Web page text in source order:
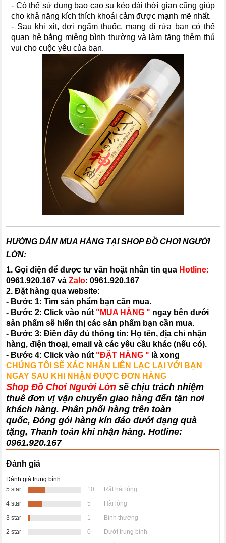
- Có thể sử dụng bao cao su kéo dài thời gian cũng giúp
cho khả năng kích thích khoái cảm được mạnh mẽ nhất.
- Sau khi xịt, đợi ngấm thuốc, mang đi rửa bạn có thể
quan hệ bằng miệng bình thường và làm tăng thêm thú
vui cho cuộc yêu của bạn.
HƯỚNG DẪN MUA HÀNG TẠI SHOP ĐỒ CHƠI NGƯỜI
LỚN:
1. Gọi điện để được tư vấn hoặt nhắn tin qua Hotline:
0961.920.167 vàZalo:0961.920.167
2. Đặt hàng qua website:
- Bước 1: Tìm sản phẩm bạn cần mua.
- Bước 2: Click vào nút "MUA HÀNG " ngay bên dưới
sản phẩm sẽ hiển thị các sản phẩm bạn cần mua.
- Bước 3: Điền đầy đủ thông tin: Họ tên, địa chỉ nhận
hàng, điện thoại, email và các yêu cầu khác (nếu có).
- Bước 4: Click vào nút "ĐẶT HÀNG " là xong
CHÚNG TÔI SẼ XÁC NHẬN LIÊN LẠC LẠI VỚI BẠN
NGAY SAU KHI NHẬN ĐƯỢC ĐƠN HÀNG
Shop Đồ Chơi Người Lớn sẽ chịu trách nhiệm
thuê đơn vị vận chuyển giao hàng đến tận nơi
khách hàng. Phân phối hàng trên toàn
quốc, Đóng gói hàng kín đáo dưới dạng quà
tặng, Thanh toán khi nhận hàng. Hotline:
0961.920.167
Đánh giá
Đánh giá trung bình
5 star
10
Rất hài lòng
4 star
5
Hài lòng
3 star
1
Bình thường
2 star
0
Dưới trung bình